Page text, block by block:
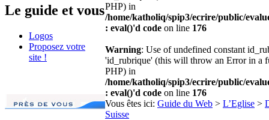
Le guide et vous
Logos
Proposez votre
site !
PHP) in
/home/katholiq/spip3/ecrire/public/
: eval()'d code on line 176
Warning: Use of undefined constant
'id_rubrique' (this will throw an Error in a
PHP) in
/home/katholiq/spip3/ecrire/public/
: eval()'d code on line 176
Vous êtes ici: Guide du Web > L’Eglise >
Suisse